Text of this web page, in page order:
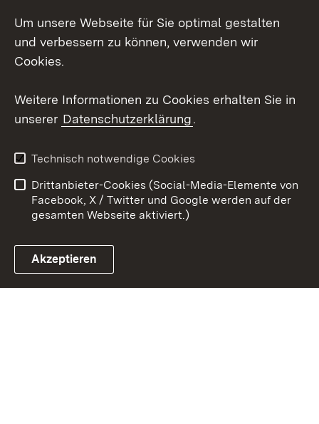
Social Wall
Youtube
Link zum Landesportal
Kontakt
Datenschutz
Barrierefreiheit
Impressum Cookies
Um unsere Webseite für Sie optimal gestalten
und verbessern zu können, verwenden wir
Cookies.
Weitere Informationen zu Cookies erhalten Sie in
unserer Datenschutzerklärung.
Technisch notwendige Cookies
Drittanbieter-Cookies (Social-Media-Elemente von
Facebook, X / Twitter und Google werden auf der
gesamten Webseite aktiviert.)
Akzeptieren